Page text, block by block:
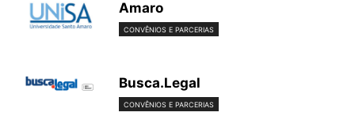
Amaro
CONVÊNIOS E PARCERIAS
Busca.Legal
CONVÊNIOS E PARCERIAS